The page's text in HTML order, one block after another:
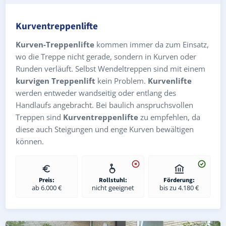
Kurventreppenlifte
Kurven-Treppenlifte kommen immer da zum Einsatz,
wo die Treppe nicht gerade, sondern in Kurven oder
Runden verläuft. Selbst Wendeltreppen sind mit einem
kurvigen Treppenlift kein Problem. Kurvenlifte
werden entweder wandseitig oder entlang des
Handlaufs angebracht. Bei baulich anspruchsvollen
Treppen sind Kurventreppenlifte zu empfehlen, da
diese auch Steigungen und enge Kurven bewältigen
können.
Preis:
ab 6.000 €
Rollstuhl:
nicht geeignet
Förderung:
bis zu 4.180 €